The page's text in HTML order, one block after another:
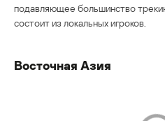
подавляющее большинство
состоит из локальных игроков.
Восточная Азия